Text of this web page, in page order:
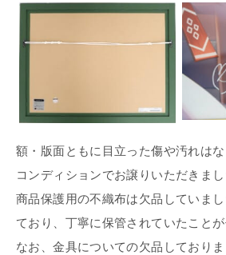
額・版面ともに目立った傷や汚れは
コンディションでお譲りいただきまし
商品保護用の不織布は欠品していま
ており、丁寧に保管されていたことが
なお、金具についての欠品しておりま